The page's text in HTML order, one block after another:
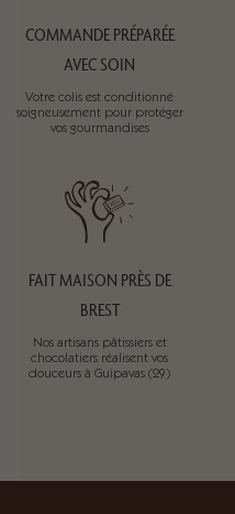
COMMANDE PRÉPARÉE
AVEC SOIN
Votre colis est conditionné
soigneusement pour protéger
vos gourmandises
FAIT MAISON PRÈS DE
BREST
Nos artisans pâtissiers et
chocolatiers réalisent vos
douceurs à Guipavas (29)